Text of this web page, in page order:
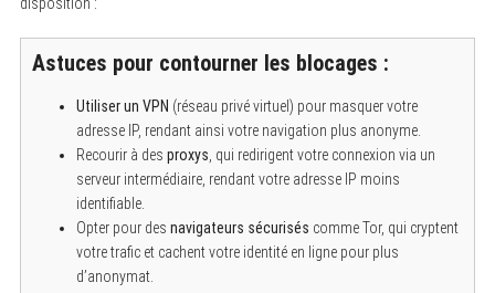
Astuces pour contourner les blocages :
Utiliser un VPN (réseau privé virtuel) pour masquer votre
adresse IP, rendant ainsi votre navigation plus anonyme.
Recourir à des proxys , qui redirigent votre connexion via un
serveur intermédiaire, rendant votre adresse IP moins
identifiable.
Opter pour des navigateurs sécurisés comme Tor, qui cryptent
votre trafic et cachent votre identité en ligne pour plus
d’anonymat.